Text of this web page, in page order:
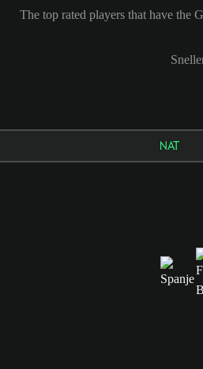
The top rated players that have the
NAT